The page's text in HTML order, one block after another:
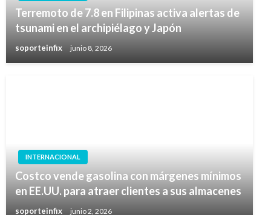
Terremoto de 7.8 en Filipinas activa alertas de
tsunami en el archipiélago y Japón
soporteinfix junio 8, 2026
INTERNACIONAL
Costco vende gasolina con márgenes mínimos
en EE.UU. para atraer clientes a sus almacenes
soporteinfix junio 2, 2026